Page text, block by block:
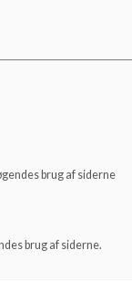
brug af siderne
brug af siderne.